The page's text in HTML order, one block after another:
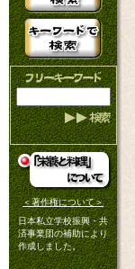
＜著作権について＞
日本私立学校振興・共
済事業団の補助により
作成しました。